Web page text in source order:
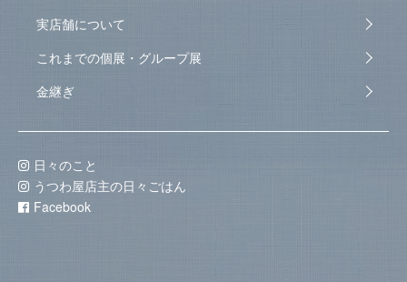
実店舗について
これまでの個展・グループ展
金継ぎ
日々のこと
うつわ屋店主の日々ごはん
Facebook